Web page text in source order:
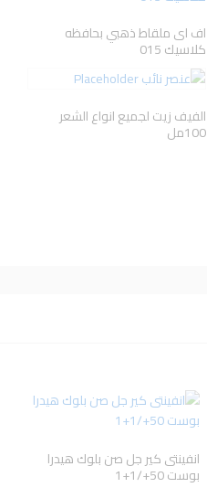
اف اى ملقاط ذهبي بحافظه
كلاسيك 015
الفيف زيت لجميع انواع الشعر
100مل
انفينتى كير جل صن بلوك هيدرا
بوست 50+/1+1